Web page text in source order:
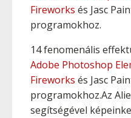
Fireworks és Jasc
programokhoz.
14 fenomenális
Adobe Photoshop
Fireworks és Jasc
programokhoz.Az
segítségével